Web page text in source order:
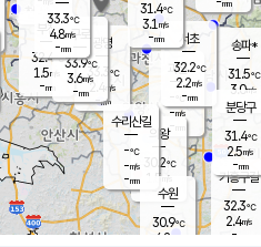
과천
- ℃
-m/s
- mm
의왕
30.2℃
1.5m/s
mm
mm
광명
33.3 ℃
2.4 m/s
-mm
부천
32.4℃
1.5m/s
-mm
구로
33.9℃
3.6m/s
-mm
mm
송파*
31.5℃
3.0m/s
-mm
서초
32.2℃
2.2m/s
-mm
기흥구갈
32.3℃
2.4m/s
-
수리산길
-℃
-m/s
-mm
분당구
31.4℃
2.5m/s
-mm
33.3℃
4.8m/s
-mm
수원
30.9℃
4.2 m/s
31.4℃
3.1 m/s
-mm